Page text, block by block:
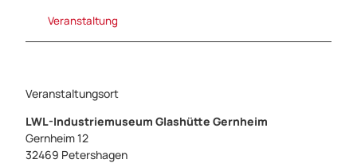
Veranstaltung
Veranstaltungsort
LWL-Industriemuseum Glashütte Gernheim
Gernheim 12
32469 Petershagen